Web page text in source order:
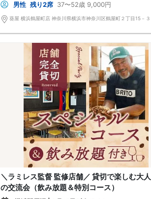
男性 残り2席 37〜52歳 9,000円
＼ラミレス監督 監修店舗／ 貸切で楽しむ大人
の交流会（飲み放題＆特別コース）